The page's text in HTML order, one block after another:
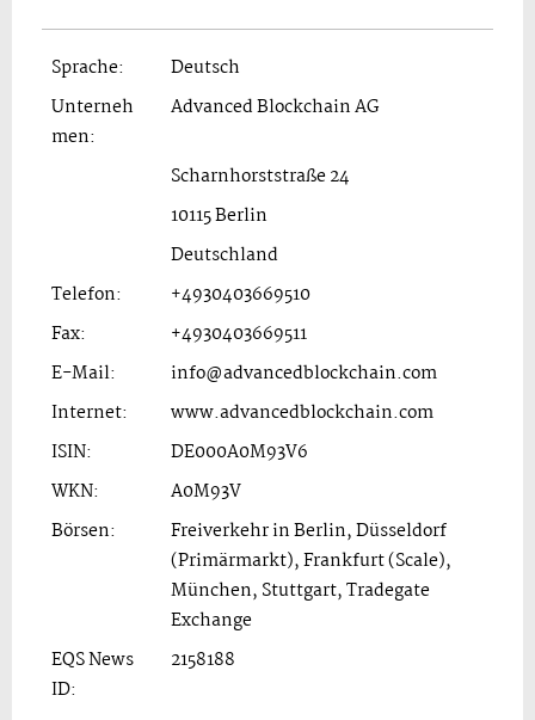
Sprache:
Deutsch
Unterneh
men:
Advanced Blockchain AG
Scharnhorststraße 24
10115 Berlin
Deutschland
Telefon:
+4930403669510
Fax:
+4930403669511
E-Mail:
info@advancedblockchain.com
Internet:
www.advancedblockchain.com
ISIN:
DE000A0M93V6
WKN:
A0M93V
Börsen:
Freiverkehr in Berlin, Düsseldorf
(Primärmarkt), Frankfurt (Scale),
München, Stuttgart, Tradegate
Exchange
EQS News
ID:
2158188